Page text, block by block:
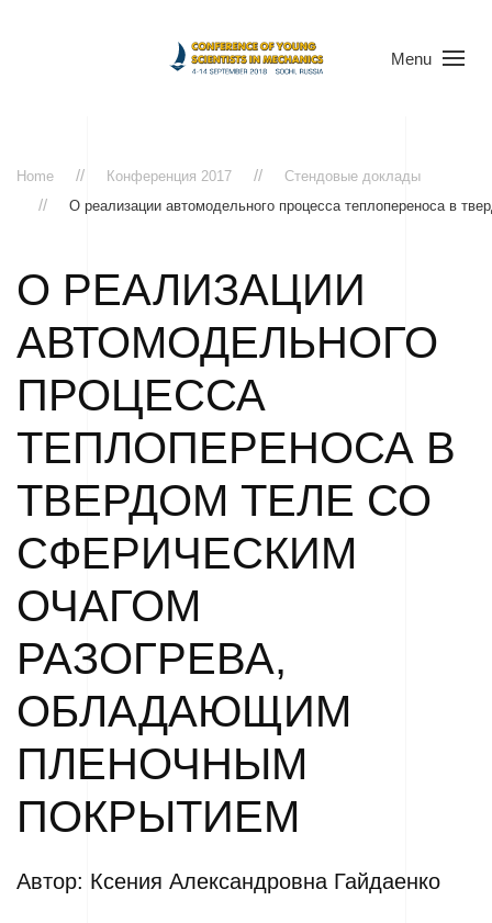
Menu
Home Конференция 2017
Стендовые доклады
О реализации автомодельного процесса теплопереноса в
О РЕАЛИЗАЦИИ
АВТОМОДЕЛЬНОГО
ПРОЦЕССА
ТЕПЛОПЕРЕНОСА В
ТВЕРДОМ ТЕЛЕ СО
СФЕРИЧЕСКИМ
ОЧАГОМ
РАЗОГРЕВА,
ОБЛАДАЮЩИМ
ПЛЕНОЧНЫМ
ПОКРЫТИЕМ
Автор: Ксения Александровна Гайдаенко